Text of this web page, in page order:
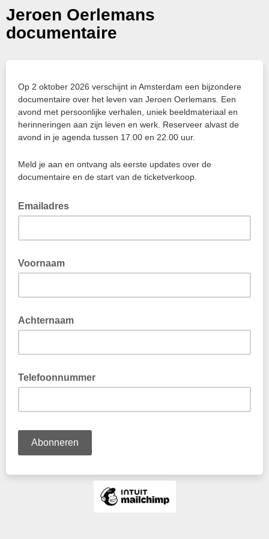
Jeroen Oerlemans
documentaire
Op 2 oktober 2026 verschijnt in Amsterdam een bijzondere
documentaire over het leven van Jeroen Oerlemans. Een
avond met persoonlijke verhalen, uniek beeldmateriaal en
herinneringen aan zijn leven en werk. Reserveer alvast de
avond in je agenda tussen 17.00 en 22.00 uur.
Meld je aan en ontvang als eerste updates over de
documentaire en de start van de ticketverkoop.
Emailadres
Voornaam
Achternaam
Telefoonnummer